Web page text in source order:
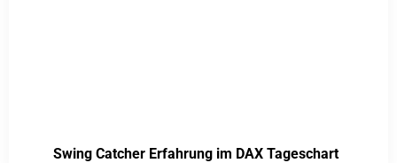
Swing Catcher Erfahrung im DAX Tageschart